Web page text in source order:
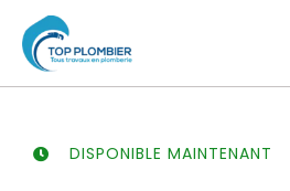
contenu
DISPONIBLE MAINTENANT